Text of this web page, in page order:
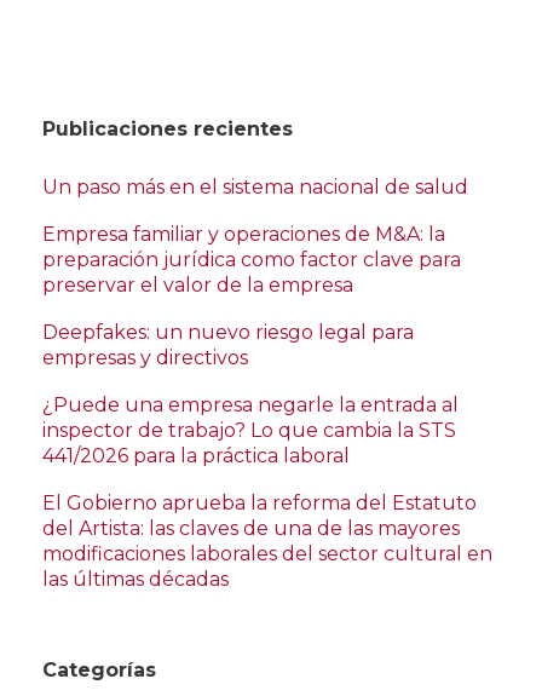
Publicaciones recientes
Un paso más en el sistema nacional de salud
Empresa familiar y operaciones de M&A: la
preparación jurídica como factor clave para
preservar el valor de la empresa
Deepfakes: un nuevo riesgo legal para
empresas y directivos
¿Puede una empresa negarle la entrada al
inspector de trabajo? Lo que cambia la STS
441/2026 para la práctica laboral
El Gobierno aprueba la reforma del Estatuto
del Artista: las claves de una de las mayores
modificaciones laborales del sector cultural en
las últimas décadas
Categorías